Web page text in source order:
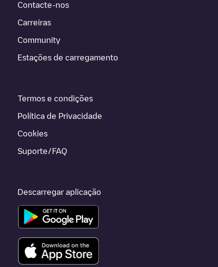
Contacte-nos
Carreiras
Community
Estações de carregamento
Termos e condições
Política de Privacidade
Cookies
Suporte/FAQ
Descarregar aplicação